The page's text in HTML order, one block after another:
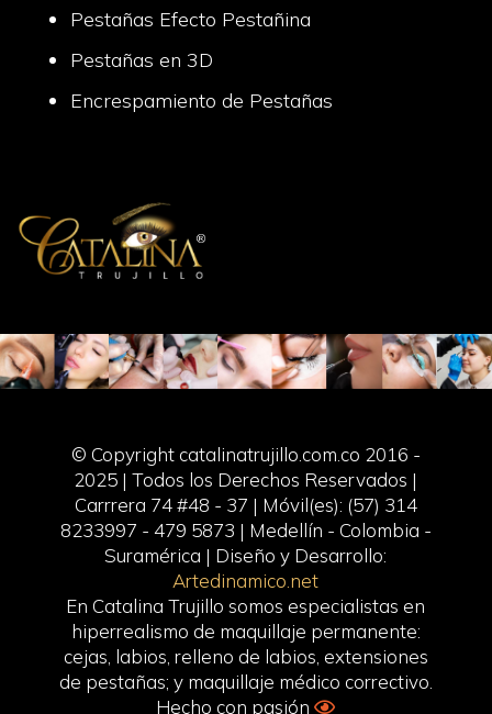
Pestañas Efecto Pestañina
Pestañas en 3D
Encrespamiento de Pestañas
© Copyright catalinatrujillo.com.co 2016 -
2025 | Todos los Derechos Reservados |
Carrrera 74 #48 - 37 | Móvil(es): (57) 314
8233997 - 479 5873 | Medellín - Colombia -
Suramérica | Diseño y Desarrollo:
Artedinamico.net
En Catalina Trujillo somos especialistas en
hiperrealismo de maquillaje permanente:
cejas, labios, relleno de labios, extensiones
de pestañas; y maquillaje médico correctivo.
Hecho con pasión